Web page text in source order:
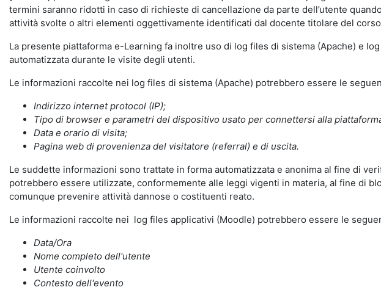
termini saranno ridotti in caso di richieste di cancellazione da parte dell’utente
attività svolte o altri elementi oggettivamente identificati dal docente titolare del
La presente piattaforma e-Learning fa inoltre uso di log files di sistema (Apache) e
automatizzata durante le visite degli utenti.
Le informazioni raccolte nei log files di sistema (Apache) potrebbero essere le
Indirizzo internet protocol (IP);
Tipo di browser e parametri del dispositivo usato per connettersi alla
Data e orario di visita;
Pagina web di provenienza del visitatore (referral) e di uscita.
Le suddette informazioni sono trattate in forma automatizzata e anonima al fine di
potrebbero essere utilizzate, conformemente alle leggi vigenti in materia, al fine di
comunque prevenire attività dannose o costituenti reato.
Le informazioni raccolte nei log files applicativi (Moodle) potrebbero essere le
Data/Ora
Nome completo dell'utente
Utente coinvolto
Contesto dell'evento